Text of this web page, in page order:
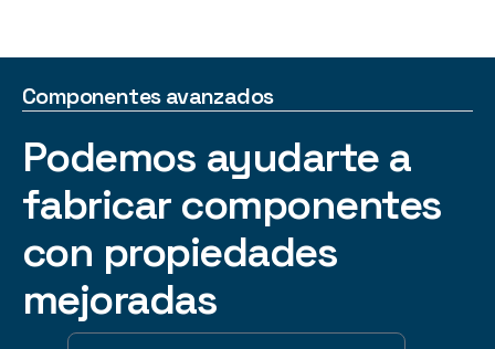
Componentes avanzados
Podemos ayudarte a
fabricar componentes
con propiedades
mejoradas